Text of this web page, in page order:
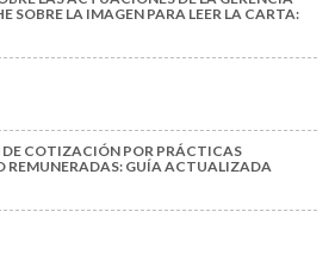
SOBRE LA IMAGEN PARA LEER LA CARTA:
DE COTIZACIÓN POR PRÁCTICAS
REMUNERADAS: GUÍA ACTUALIZADA